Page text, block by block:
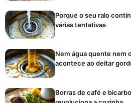
Porque o seu ralo
várias tentativas
Nem água quente nem
acontece ao deitar
Borras de café e